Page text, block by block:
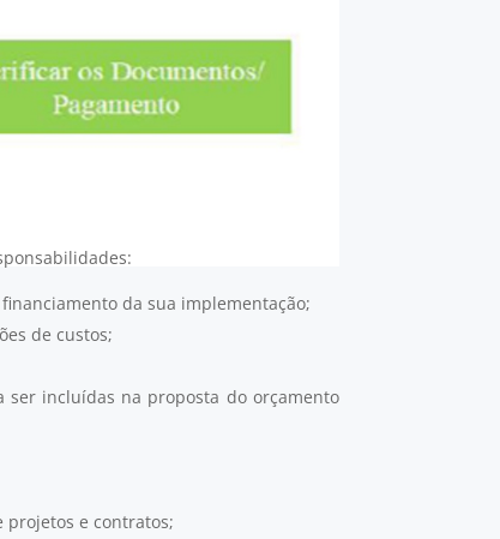
da sua implementação;
de custos;
ser incluídas na proposta do orçamento
projetos e contratos;